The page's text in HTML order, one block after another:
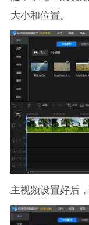
大小和位置。
主视频设置好后